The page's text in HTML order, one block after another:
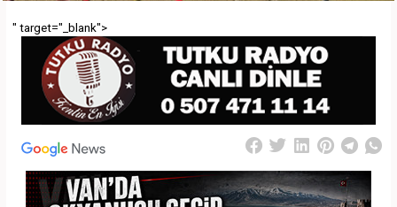
" target="_blank">